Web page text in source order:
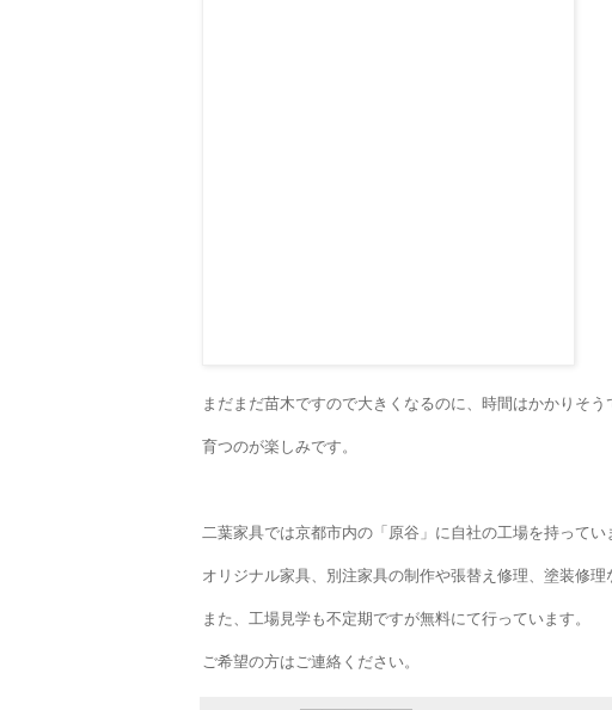
まだまだ苗木ですので大きくなるのに、時間はかかりそう
育つのが楽しみです。
二葉家具では京都市内の「原谷」に自社の工場を持ってい
オリジナル家具、別注家具の制作や張替え修理、塗装修
また、工場見学も不定期ですが無料にて行っています。
ご希望の方はご連絡ください。